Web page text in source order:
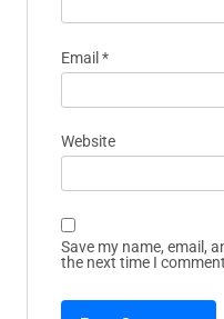
Email *
Website
Save my name, email,
the next time I